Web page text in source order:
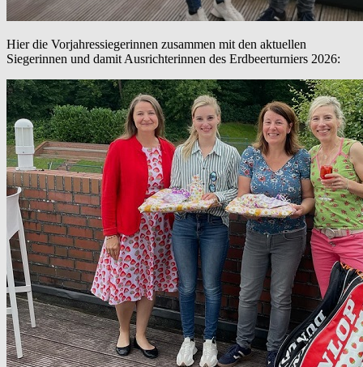
Hier die Vorjahressiegerinnen zusammen mit den aktuellen
Siegerinnen und damit Ausrichterinnen des Erdbeerturniers 2026: